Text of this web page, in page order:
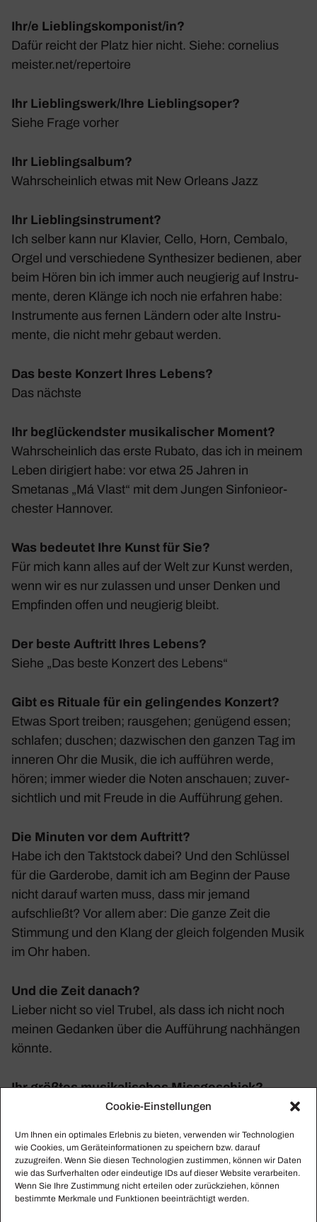
Cookie-Einstellungen
Um Ihnen ein optimales Erlebnis zu bieten, verwenden wir Technologien
wie Cookies, um Geräteinformationen zu speichern bzw. darauf
zuzugreifen. Wenn Sie diesen Technologien zustimmen, können wir Daten
wie das Surfverhalten oder eindeutige IDs auf dieser Website verarbeiten.
Wenn Sie Ihre Zustimmung nicht erteilen oder zurückziehen, können
bestimmte Merkmale und Funktionen beeinträchtigt werden.
Ihr/e Lieblingskomponist/in?
Dafür reicht der Platz hier nicht. Siehe: corne​li​us​
meister​.net/​r​e​p​e​r​t​o​ire
Ihr Lieblingswerk/Ihre Lieblingsoper?
Siehe Frage vorher
Ihr Lieblingsalbum?
Wahr­schein­lich etwas mit New Orleans Jazz
Ihr Lieblingsinstrument?
Ich selber kann nur Klavier, Cello, Horn, Cembalo,
Orgel und verschie­dene Synthe­sizer bedienen, aber
beim Hören bin ich immer auch neugierig auf Instru­
mente, deren Klänge ich noch nie erfahren habe:
Instru­mente aus fernen Ländern oder alte Instru­
mente, die nicht mehr gebaut werden.
Das beste Konzert Ihres Lebens?
Das nächste
Ihr beglückendster musikalischer Moment?
Wahr­schein­lich das erste Rubato, das ich in meinem
Leben diri­giert habe: vor etwa 25 Jahren in
Smetanas „Má Vlast“ mit dem Jungen Sinfo­nie­or­
chester Hannover.
Was bedeutet Ihre Kunst für Sie?
Für mich kann alles auf der Welt zur Kunst werden,
wenn wir es nur zulassen und unser Denken und
Empfinden offen und neugierig bleibt.
Der beste Auftritt Ihres Lebens?
Siehe „Das beste Konzert des Lebens“
Gibt es Rituale für ein gelingendes Konzert?
Etwas Sport treiben; raus­gehen; genü­gend essen;
schlafen; duschen; dazwi­schen den ganzen Tag im
inneren Ohr die Musik, die ich aufführen werde,
hören; immer wieder die Noten anschauen; zuver­
sicht­lich und mit Freude in die Auffüh­rung gehen.
Die Minuten vor dem Auftritt?
Habe ich den Takt­stock dabei? Und den Schlüssel
für die Garde­robe, damit ich am Beginn der Pause
nicht darauf warten muss, dass mir jemand
aufschließt? Vor allem aber: Die ganze Zeit die
Stim­mung und den Klang der gleich folgenden Musik
im Ohr haben.
Und die Zeit danach?
Lieber nicht so viel Trubel, als dass ich nicht noch
meinen Gedanken über die Auffüh­rung nach­hängen
könnte.
Ihr größtes musikalisches Missgeschick?
Oh, da gibt es viele. Eine der zahl­rei­chen Wieder­ho­
„Wasser­musik“ vergessen, einen wich­tigen Chor­
ein­satz bei „La traviata“ nicht gegeben und, und,
und. Wir sind alle nur Menschen. In solchen
Momenten, die sich wie Stunden anfühlen, möchte